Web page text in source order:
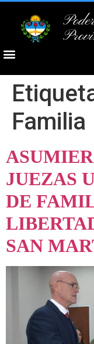
Familia
JUEZAS
DE
SAN